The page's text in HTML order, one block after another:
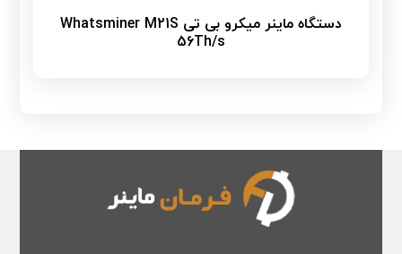
دستگاه ماینر میکرو بی تی Whatsminer M21S
56Th/s